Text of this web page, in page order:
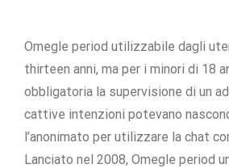
Omegle period utilizzabile dagli
thirteen anni, ma per i minori di 18
obbligatoria la supervisione di un
cattive intenzioni potevano
l’anonimato per utilizzare la chat
Lanciato nel 2008, Omegle period